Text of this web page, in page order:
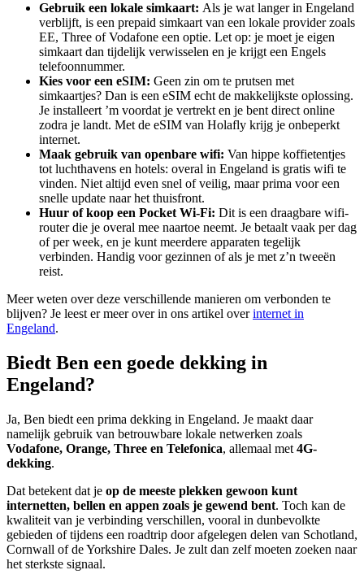
Gebruik een lokale simkaart: Als je wat langer in Engeland
verblijft, is een prepaid simkaart van een lokale provider zoals
EE, Three of Vodafone een optie. Let op: je moet je eigen
simkaart dan tijdelijk verwisselen en je krijgt een Engels
telefoonnummer.
Kies voor een eSIM: Geen zin om te prutsen met
simkaartjes? Dan is een eSIM echt de makkelijkste oplossing.
Je installeert ’m voordat je vertrekt en je bent direct online
zodra je landt. Met de eSIM van Holafly krijg je onbeperkt
internet.
Maak gebruik van openbare wifi: Van hippe koffietentjes
tot luchthavens en hotels: overal in Engeland is gratis wifi te
vinden. Niet altijd even snel of veilig, maar prima voor een
snelle update naar het thuisfront.
Huur of koop een Pocket Wi-Fi: Dit is een draagbare wifi-
router die je overal mee naartoe neemt. Je betaalt vaak per dag
of per week, en je kunt meerdere apparaten tegelijk
verbinden. Handig voor gezinnen of als je met z’n tweeën
reist.
Meer weten over deze verschillende manieren om verbonden te
blijven? Je leest er meer over in ons artikel overinternet in
Engeland.
Biedt Ben een goede dekking in
Engeland?
Ja, Ben biedt een prima dekking in Engeland. Je maakt daar
namelijk gebruik van betrouwbare lokale netwerken zoals
Vodafone, Orange, Three en Telefonica, allemaal met 4G-
dekking.
Dat betekent dat je op de meeste plekken gewoon kunt
internetten, bellen en appen zoals je gewend bent. Toch kan de
kwaliteit van je verbinding verschillen, vooral in dunbevolkte
gebieden of tijdens een roadtrip door afgelegen delen van Schotland,
Cornwall of de Yorkshire Dales. Je zult dan zelf moeten zoeken naar
het sterkste signaal.